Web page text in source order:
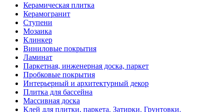
Керамическая плитка
Керамогранит
Ступени
Мозаика
Клинкер
Виниловые покрытия
Ламинат
Паркетная, инженерная доска, паркет
Пробковые покрытия
Интерьерный и архитектурный декор
Плитка для бассейна
Массивная доска
Клей для плитки, паркета. Затирки. Грунтовки.